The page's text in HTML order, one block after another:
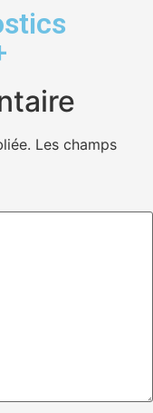
Les champs